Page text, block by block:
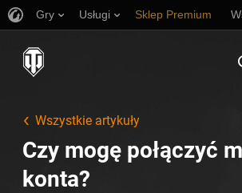
Gry Usługi Sklep Premium
Wszystkie artykuły
Czy mogę połączyć
konta?